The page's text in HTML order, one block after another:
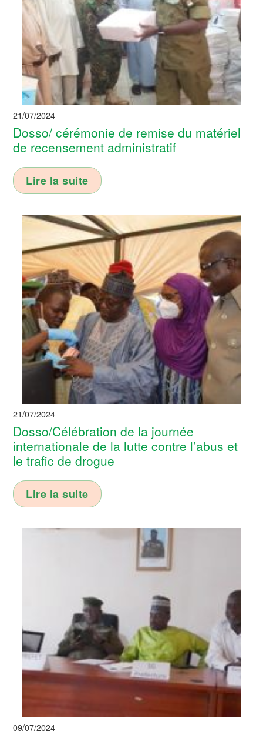
21/07/2024
Dosso/ cérémonie de remise du matériel
de recensement administratif
Lire la suite
21/07/2024
Dosso/Célébration de la journée
internationale de la lutte contre l’abus et
le trafic de drogue
Lire la suite
09/07/2024